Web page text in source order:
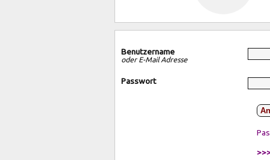
Benutzername
oder E-Mail Adresse
Passwort